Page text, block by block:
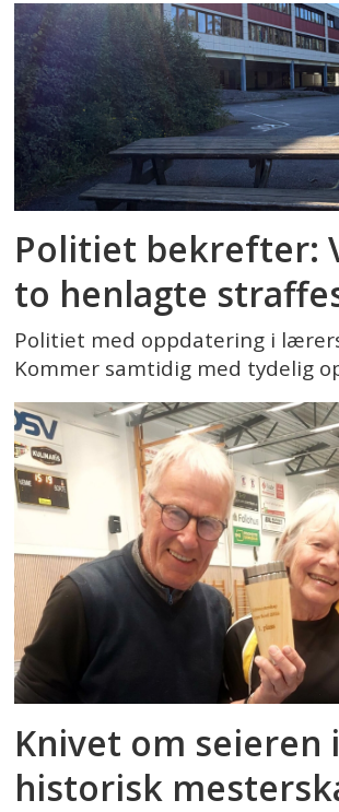
Politiet bekrefter:
to henlagte
Politiet med oppdatering i
Kommer samtidig med tydelig
Knivet om seieren i
historisk